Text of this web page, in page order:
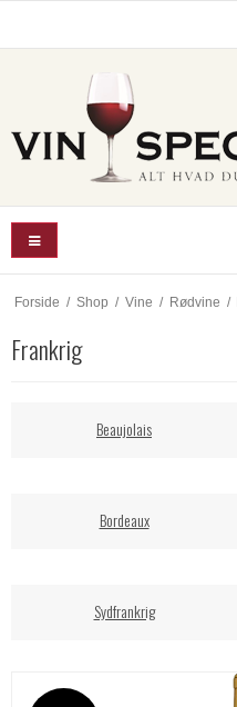
Forside / Shop / Vine / Rødvine /
Frankrig
Beaujolais
Bordeaux
Sydfrankrig